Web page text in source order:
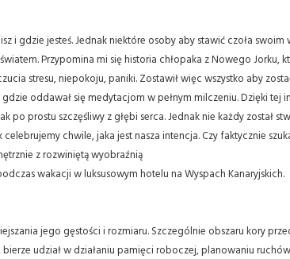
i gdzie jesteś. Jednak niektóre osoby aby stawić czoła
Przypomina mi się historia chłopaka z Nowego Jorku,
stresu, niepokoju, paniki. Zostawił więc wszystko aby
oddawał się medytacjom w pełnym milczeniu. Dzięki
po prostu szczęśliwy z głębi serca. Jednak nie każdy został
chwile, jaka jest nasza intencja. Czy faktycznie
z rozwiniętą wyobraźnią
wakacji w luksusowym hotelu na Wyspach Kanaryjskich.
jego gęstości i rozmiaru. Szczególnie obszaru kory
udział w działaniu pamięci roboczej, planowaniu